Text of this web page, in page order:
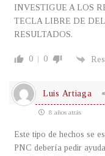
INVESTIGUE A LOS
TECLA LIBRE DE
RESULTADOS.
0 0
Luis Artiaga
8 años atrás
Este tipo de hechos se
PNC debería pedir